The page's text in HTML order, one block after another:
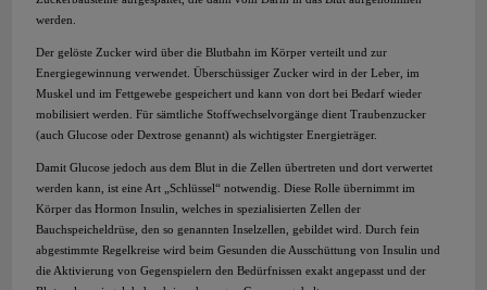
werden.
Der gelöste Zucker wird über die Blutbahn im Körper verteilt und zur
Energiegewinnung verwendet. Überschüssiger Zucker wird in der Leber, im
Muskel und im Fettgewebe gespeichert und kann von dort bei Bedarf wieder
mobilisiert werden. Für sämtliche Stoffwechselvorgänge dient Traubenzucker
(auch Glucose oder Dextrose genannt) als wichtigster Energieträger.
Damit Glucose jedoch aus dem Blut in die Zellen übertreten und dort verwertet
werden kann, ist eine Art „Schlüssel“ notwendig. Diese Rolle übernimmt im
Körper das Hormon Insulin, welches in spezialisierten Zellen der
Bauchspeicheldrüse, den so genannten Inselzellen, gebildet wird. Durch fein
abgestimmte Regelkreise wird beim Gesunden die Ausschüttung von Insulin und
die Aktivierung von Gegenspielern den Bedürfnissen exakt angepasst und der